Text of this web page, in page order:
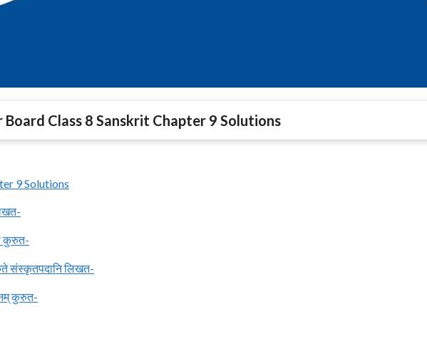
Board Class 8 Sanskrit Chapter 9 Solutions
9 Solutions
कुरुत-
कृते संस्कृतपदानि लिखत-
कुरुत-